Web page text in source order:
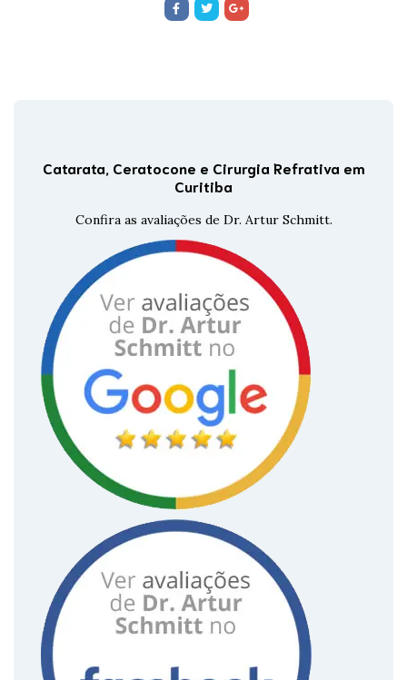
Catarata, Ceratocone e Cirurgia Refrativa em
Curitiba
Confira as avaliações de Dr. Artur Schmitt.